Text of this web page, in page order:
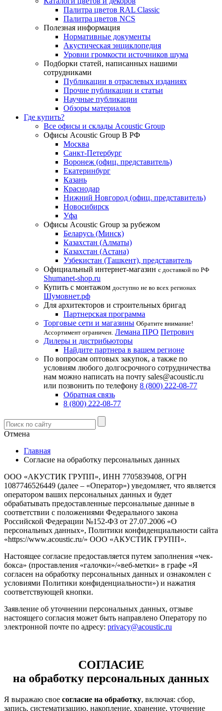
Палитра цветов RAL Сlassic
Палитра цветов NCS
Полезная информация
Нормативные документы
Акустическая энциклопедия
Уровни громкости источников шума
Подборки статей, написанных нашими
сотрудниками
Публикации в отраслевых изданиях
Прочие публикации и статьи
Научные публикации
Обзоры материалов
Где купить?
Все офисы и склады Acoustic Group
Офисы Acoustic Group В РФ
Москва
Санкт-Петербург
Воронеж (офиц. представитель)
Екатеринбург
Казань
Краснодар
Нижний Новгород (офиц. представитель)
Новосибирск
Уфа
Офисы Acoustic Group за рубежом
Беларусь (Минск)
Казахстан (Алматы)
Казахстан (Астана)
Узбекистан (Ташкент), представитель
Официальный интернет-магазин с доставкой по РФ
Shumanet-shop.ru
Купить с монтажом доступно не во всех регионах
Шумовнет.рф
Для архитекторов и строительных бригад
Партнерская программа
Торговые сети и магазины Обратите внимание!
Ассортимент ограничен. Лемана ПРО Петрович
Дилеры и дистрибьюторы
Найдите партнера в вашем регионе
По вопросам оптовых закупок, а также по
условиям любого долгосрочного сотрудничества
нам можно написать на почту sales@acoustic.ru
или позвонить по телефону 8 (800) 222-08-77
Обратная связь
8 (800) 222-08-77
Отмена
Главная
Согласие на обработку персональных данных
ООО «АКУСТИК ГРУПП», ИНН 7705839408, ОГРН
1087746526449 (далее – «Оператор») уведомляет, что является
оператором ваших персональных данных и будет
обрабатывать предоставленные персональные данные в
соответствии с положениями Федерального закона
Российской Федерации №152-ФЗ от 27.07.2006 «О
персональных данных», Политики конфиденциальности сайта
«https://www.acoustic.ru/» ООО «АКУСТИК ГРУПП».
Настоящее согласие предоставляется путем заполнения «чек-
бокса» (проставления «галочки»/«веб-метки» в графе «Я
согласен на обработку персональных данных и ознакомлен с
условиями Политики конфиденциальности») и нажатия
соответствующей кнопки.
Заявление об уточнении персональных данных, отзыве
настоящего согласия может быть направлено Оператору по
электронной почте по адресу: privacy@acoustic.ru
СОГЛАСИЕ
на обработку персональных данных
Я выражаю свое согласие на обработку, включая: сбор,
запись, систематизацию, накопление, хранение, уточнение